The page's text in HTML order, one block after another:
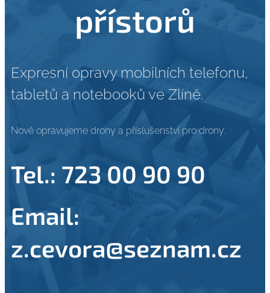
přístorů
Expresní opravy mobilních telefonu,
tabletů a notebooků ve Zlíně.
Nově opravujeme drony a příslušenství pro drony.
Tel.: 723 00 90 90
Email:
z.cevora@seznam.cz